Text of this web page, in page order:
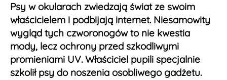
Psy w okularach zwiedzają świat ze swoim
właścicielem i podbijają internet. Niesamowity
wygląd tych czworonogów to nie kwestia
mody, lecz ochrony przed szkodliwymi
promieniami UV. Właściciel pupili specjalnie
szkolił psy do noszenia osobliwego gadżetu.